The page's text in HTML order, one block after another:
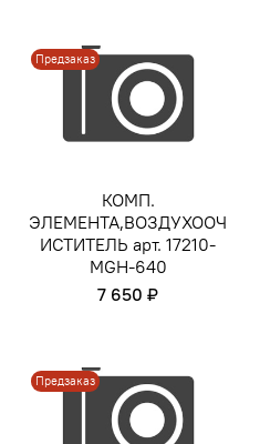
Предзаказ
КОМП.
ЭЛЕМЕНТА,ВОЗДУХООЧ
ИСТИТЕЛЬ арт. 17210-
MGH-640
7 650 ₽
Предзаказ